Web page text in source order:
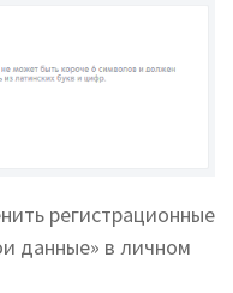
регистрационные
данные» в личном